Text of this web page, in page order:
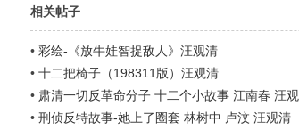
相关帖子
•彩绘-《放牛娃智捉敌人》汪观清
•十二把椅子（198311版）汪观清
• 肃清一切反革命分子 十二个小故事 江南春 汪观
•刑侦反特故事-她上了圈套 林树中 卢汶 汪观清